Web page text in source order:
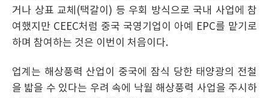
거나 상표 교체(택갈이) 등 우회 방식으로 국내 사업에 참
여했지만 CEEC처럼 중국 국영기업이 아예 EPC를 맡기로
하며 참여하는 것은 이번이 처음이다.
업계는 해상풍력 산업이 중국에 잠식 당한 태양광의 전철
을 밟을 수 있다는 우려 속에 낙월 해상풍력 사업을 주시하